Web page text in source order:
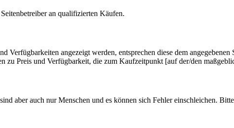
an qualifizierten Käufen.
Verfügbarkeiten angezeigt werden, entsprechen diese dem
zu Preis und Verfügbarkeit, die zum Kaufzeitpunkt [auf der/den
aber auch nur Menschen und es können sich Fehler einschleichen.